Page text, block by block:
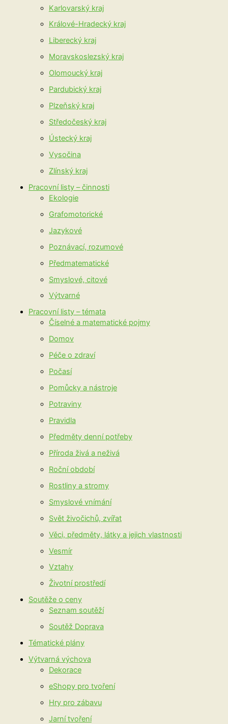
Karlovarský kraj
Králové-Hradecký kraj
Liberecký kraj
Moravskoslezský kraj
Olomoucký kraj
Pardubický kraj
Plzeňský kraj
Středočeský kraj
Ústecký kraj
Vysočina
Zlínský kraj
Pracovní listy – činnosti
Ekologie
Grafomotorické
Jazykové
Poznávací, rozumové
Předmatematické
Smyslové, citové
Výtvarné
Pracovní listy – témata
Číselné a matematické pojmy
Domov
Péče o zdraví
Počasí
Pomůcky a nástroje
Potraviny
Pravidla
Předměty denní potřeby
Příroda živá a neživá
Roční období
Rostliny a stromy
Smyslové vnímání
Svět živočichů, zvířat
Věci, předměty, látky a jejich vlastnosti
Vesmír
Vztahy
Životní prostředí
Soutěže o ceny
Seznam soutěží
Soutěž Doprava
Tématické plány
Výtvarná výchova
Dekorace
eShopy pro tvoření
Hry pro zábavu
Jarní tvoření